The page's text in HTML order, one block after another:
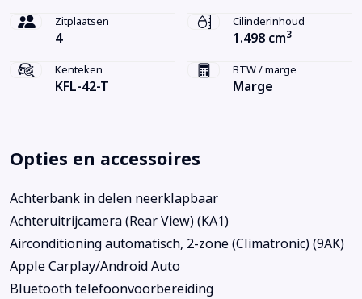
Zitplaatsen
4
Cilinderinhoud
1.498 cm3
Kenteken
KFL-42-T
BTW / marge
Marge
Opties en accessoires
Achterbank in delen neerklapbaar
Achteruitrijcamera (Rear View) (KA1)
Airconditioning automatisch, 2-zone (Climatronic) (9AK)
Apple Carplay/Android Auto
Bluetooth telefoonvoorbereiding